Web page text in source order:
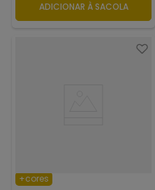
ADICIONAR À SACOLA
+cores